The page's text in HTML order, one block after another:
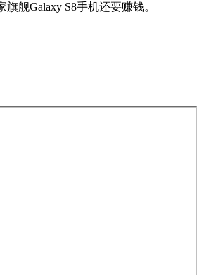
舰Galaxy S8手机还要赚钱。